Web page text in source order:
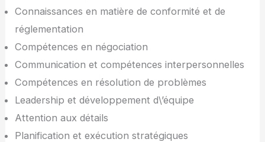
Connaissances en matière de conformité et de
réglementation
Compétences en négociation
Communication et compétences interpersonnelles
Compétences en résolution de problèmes
Leadership et développement d\’équipe
Attention aux détails
Planification et exécution stratégiques